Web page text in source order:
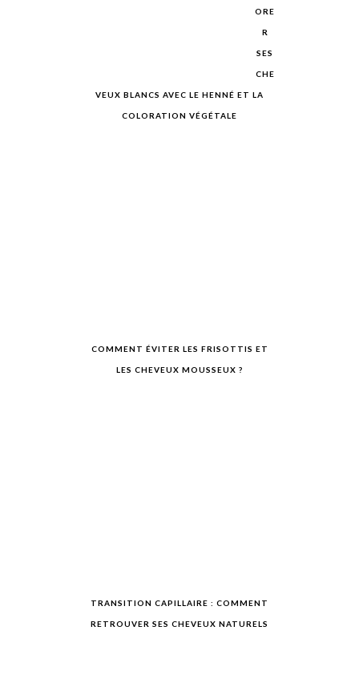
ORE
R
SES
CHE
VEUX BLANCS AVEC LE HENNÉ ET LA
COLORATION VÉGÉTALE
COMMENT ÉVITER LES FRISOTTIS ET
LES CHEVEUX MOUSSEUX ?
TRANSITION CAPILLAIRE : COMMENT
RETROUVER SES CHEVEUX NATURELS